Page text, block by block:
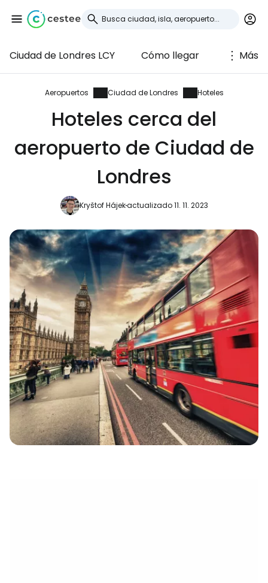
Ciudad de Londres LCY Cómo llegar Más
Aeropuertos Ciudad de Londres Hoteles
Hoteles cerca del
aeropuerto de Ciudad de
Londres
Kryštof Hájekactualizado 11. 11. 2023
Iniciar sesión en
Cestee
... la comunidad mundial de viajeros
Continuar con Facebook
Continuar con Email